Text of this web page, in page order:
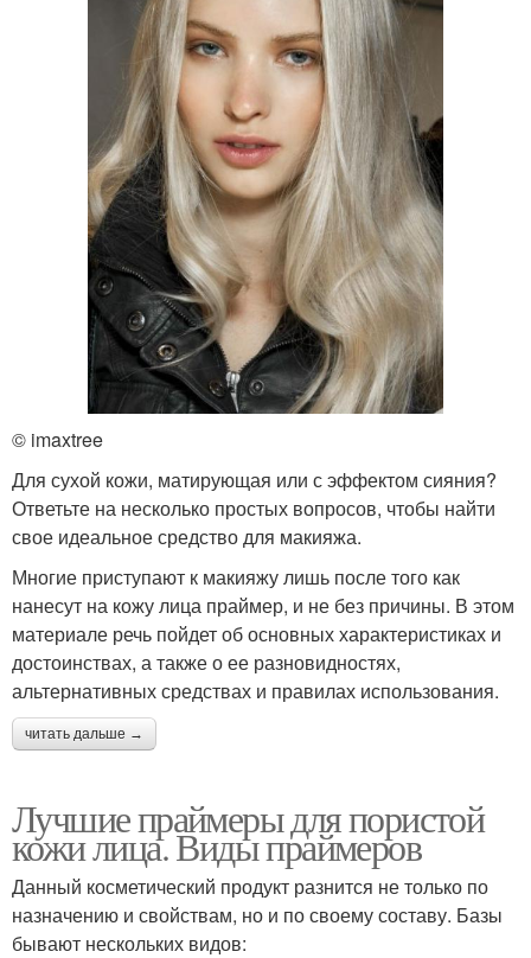
© imaxtree
Для сухой кожи, матирующая или с эффектом сияния?
Ответьте на несколько простых вопросов, чтобы найти
свое идеальное средство для макияжа.
Многие приступают к макияжу лишь после того как
нанесут на кожу лица праймер, и не без причины. В этом
материале речь пойдет об основных характеристиках и
достоинствах, а также о ее разновидностях,
альтернативных средствах и правилах использования.
читать дальше →
Лучшие праймеры для пористой
кожи лица. Виды праймеров
Данный косметический продукт разнится не только по
назначению и свойствам, но и по своему составу. Базы
бывают нескольких видов: